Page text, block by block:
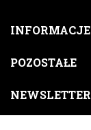
INFORMACJE
POZOSTAŁE
NEWSLETTER